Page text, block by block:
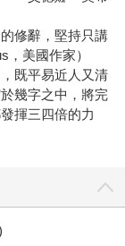
修辭，堅持只講
美國作家）
既平易近人又清
幾字之中，將完
揮三四倍的力